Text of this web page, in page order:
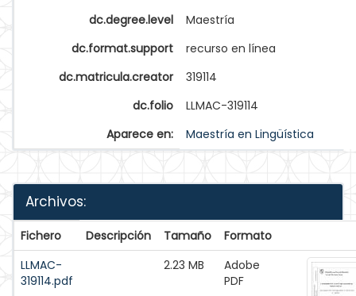
dc.degree.level
Maestría
dc.format.support
recurso en línea
dc.matricula.creator
319114
dc.folio
LLMAC-319114
Aparece en:
Maestría en Lingüística
Archivos:
Fichero Descripción Tamaño
Formato
LLMAC-
319114.pdf
2.23 MB
Adobe
PDF